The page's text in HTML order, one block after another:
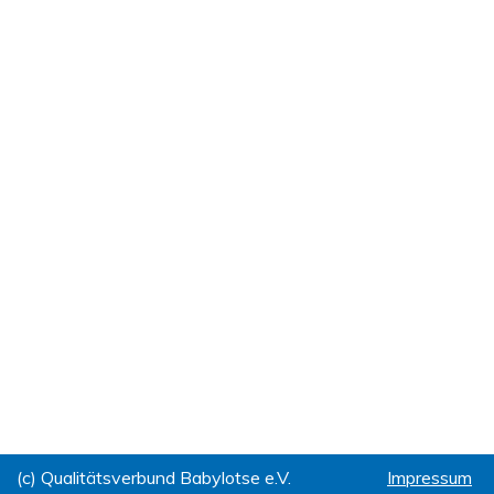
(c) Qualitätsverbund Babylotse e.V. Impressum